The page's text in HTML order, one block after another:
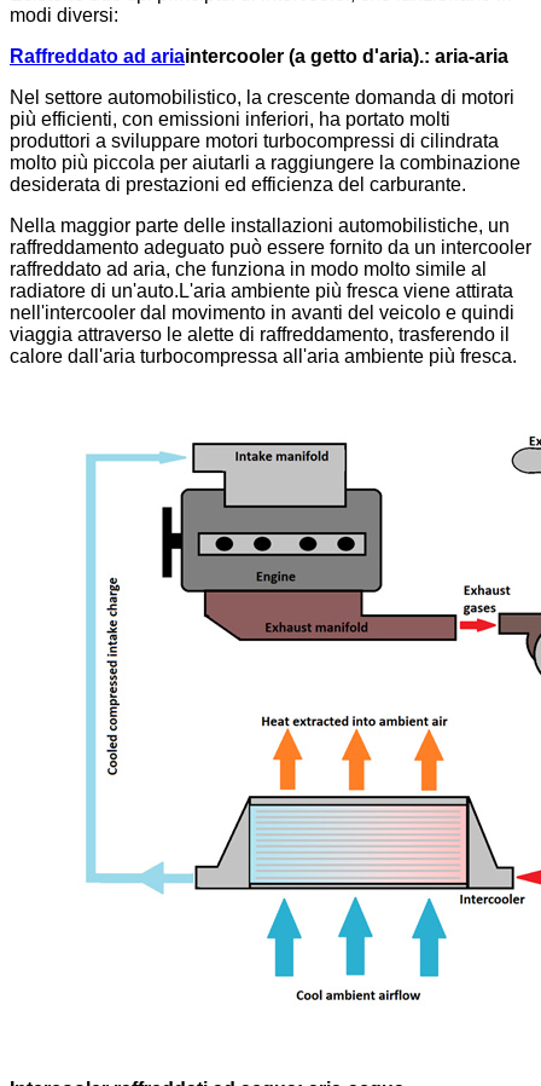
modi diversi:
Raffreddato ad ariaintercooler (a getto d'aria).: aria-aria
Nel settore automobilistico, la crescente domanda di motori
più efficienti, con emissioni inferiori, ha portato molti
produttori a sviluppare motori turbocompressi di cilindrata
molto più piccola per aiutarli a raggiungere la combinazione
desiderata di prestazioni ed efficienza del carburante.
Nella maggior parte delle installazioni automobilistiche, un
raffreddamento adeguato può essere fornito da un intercooler
raffreddato ad aria, che funziona in modo molto simile al
radiatore di un'auto.L'aria ambiente più fresca viene attirata
nell'intercooler dal movimento in avanti del veicolo e quindi
viaggia attraverso le alette di raffreddamento, trasferendo il
calore dall'aria turbocompressa all'aria ambiente più fresca.